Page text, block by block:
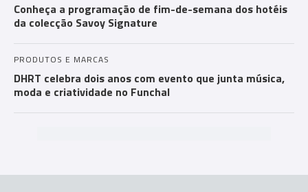
Conheça a programação de fim-de-semana dos hotéis
da colecção Savoy Signature
PRODUTOS E MARCAS
DHRT celebra dois anos com evento que junta música,
moda e criatividade no Funchal